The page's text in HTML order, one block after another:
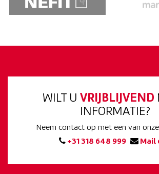
WILT U VRIJBLIJVEND
INFORMATIE?
Neem contact op met een van
+31 318 648 999
Mail